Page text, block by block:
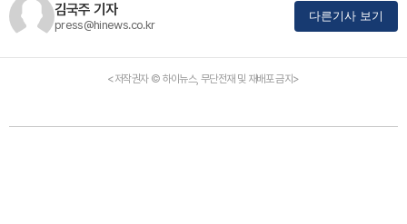
김국주 기자
press@hinews.co.kr
다른기사 보기
<저작권자 © 하이뉴스, 무단전재 및 재배포 금지>